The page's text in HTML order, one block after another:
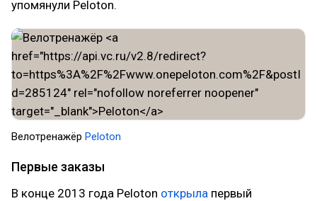
упомянули Peloton.
Велотренажёр Peloton
Первые заказы
В конце 2013 года Peloton открыла первый